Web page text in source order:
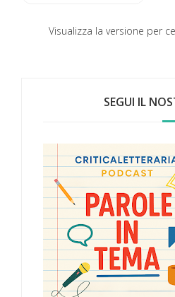
Visualizza la versione per
SEGUI IL